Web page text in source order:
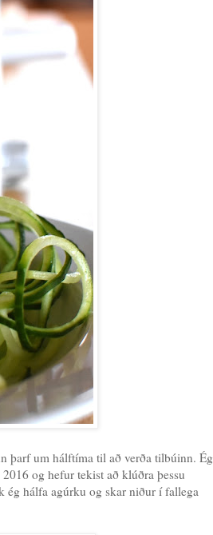
þarf um hálftíma til að verða tilbúinn. Ég
og hefur tekist að klúðra þessu
ég hálfa agúrku og skar niður í fallega